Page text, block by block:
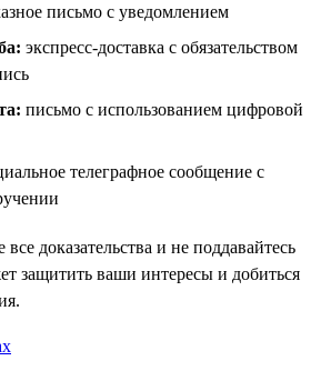
письмо с уведомлением
экспресс-доставка с обязательством
письмо с использованием цифровой
телеграфное сообщение с
доказательства и не поддавайтесь
защитить ваши интересы и добиться